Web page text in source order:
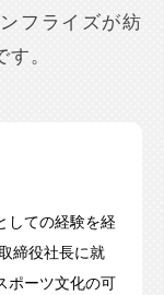
フライズが紡
。
しての経験を経
締役社長に就
ポーツ文化の可